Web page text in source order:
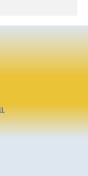
LA COMISIÓN
DE